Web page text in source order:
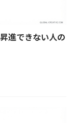
進できない人の